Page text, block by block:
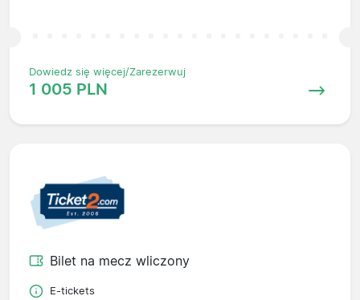
Dowiedz się więcej/Zarezerwuj
1 005 PLN
Bilet na mecz wliczony
E-tickets